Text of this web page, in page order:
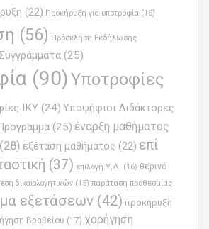
(22) Προκήρυξη για υποτροφία (16)
(56) Πρόσκληση Εκδήλωσης
(25)
(90)Υποτροφίες
ΙΚΥ (24) Υποψήφιοι Διδάκτορες
(25) έναρξη μαθήματος
(28) εξέταση μαθήματος (22) επί
(37) επιλογή Υ.Δ. (16) θερινό
δικαιολογητικών (15) παράταση προθεσμίας
εξετάσεων (42) προκήρυξη
Βραβείου (17) χορήγηση